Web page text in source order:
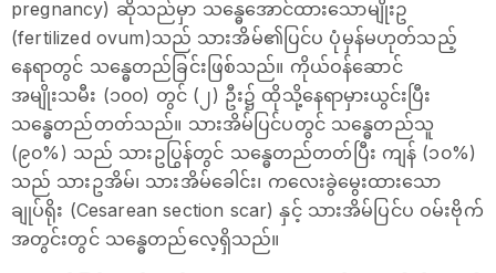
pregnancy) ဆိုသည်မှာ သန္ဓေအောင်ထားသောမျိုးဥ
(fertilized ovum)သည် သားအိမ်၏ပြင်ပ ပုံမှန်မဟုတ်သည့်
နေရာတွင် သန္ဓေတည်ခြင်းဖြစ်သည်။ ကိုယ်ဝန်ဆောင်
အမျိုးသမီး (၁၀၀) တွင် (၂) ဦး၌ ထိုသို့နေရာမှားယွင်းပြီး
သန္ဓေတည်တတ်သည်။ သားအိမ်ပြင်ပတွင် သန္ဓေတည်သူ
(၉၀%) သည် သားဥပြွန်တွင် သန္ဓေတည်တတ်ပြီး ကျန် (၁၀%)
သည် သားဥအိမ်၊ သားအိမ်ခေါင်း၊ ကလေးခွဲမွေးထားသော
ချုပ်ရိုး (Cesarean section scar) နှင့် သားအိမ်ပြင်ပ ဝမ်းဗိုက်
အတွင်းတွင် သန္ဓေတည်လေ့ရှိသည်။